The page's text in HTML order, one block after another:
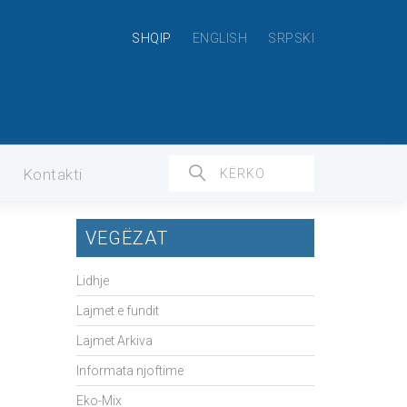
SHQIP ENGLISH SRPSKI
Kontakti
VEGËZAT
Lidhje
Lajmet e fundit
Lajmet Arkiva
Informata njoftime
Eko-Mix